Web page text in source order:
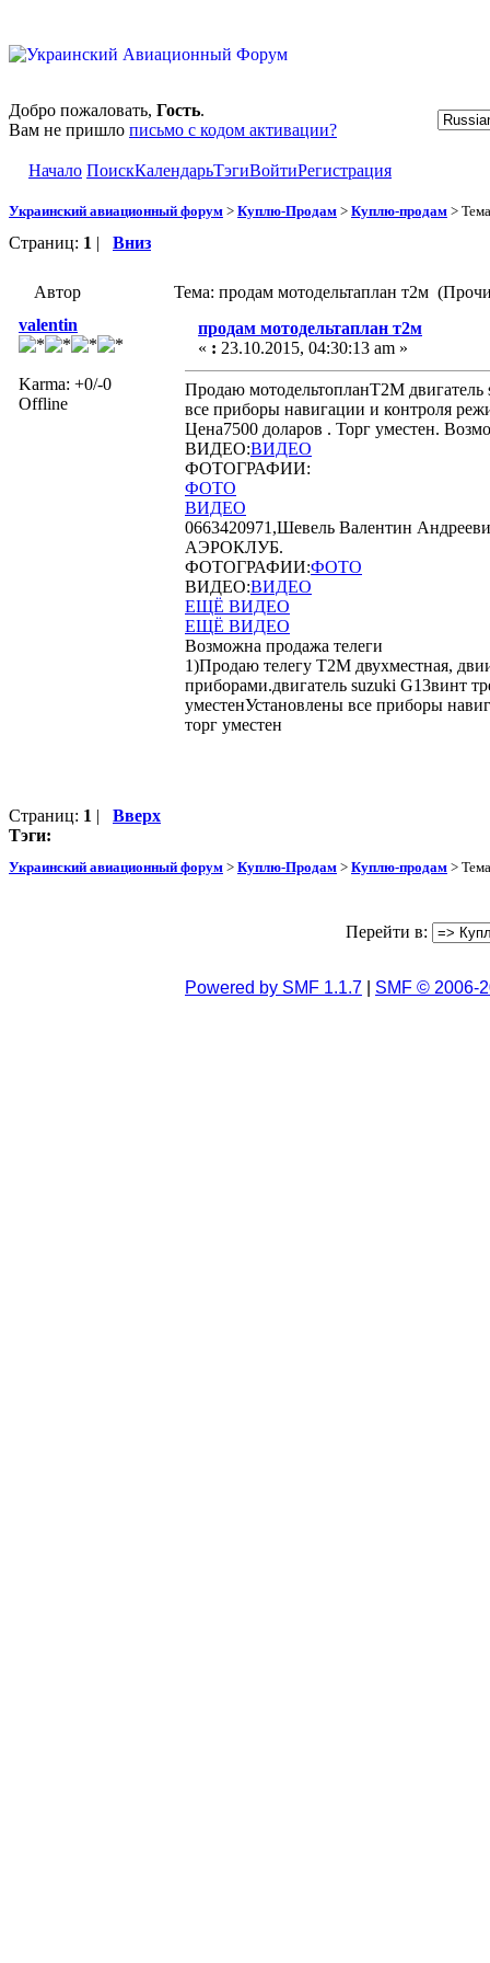
Добро пожаловать, Гость.
Вам не пришло письмо с кодом активации?
Начало ПоискКалендарьТэгиВойтиРегистрация
Украинский авиационный форум > Куплю-Продам > Куплю-продам >
Страниц: 1 | Вниз
Автор
Тема: продам мотодельтаплан т2м
valentin
Karma: +0/-0
Offline
продам мотодельтаплан т2м
« : 23.10.2015, 04:30:13 am »
Продаю мотодельтопланТ2М двигатель
все приборы навигации и контроля
Цена7500 доларов . Торг уместен.
ВИДЕО:ВИДЕО
ФОТОГРАФИИ:
ФОТО
ВИДЕО
0663420971,Шевель Валентин
АЭРОКЛУБ.
ФОТОГРАФИИ:ФОТО
ВИДЕО:ВИДЕО
ЕЩЁ ВИДЕО
ЕЩЁ ВИДЕО
Возможна продажа телеги
1)Продаю телегу Т2М двухместная,
приборами.двигатель suzuki G13винт
уместенУстановлены все приборы
торг уместен
Страниц: 1 | Вверх
Тэги:
Украинский авиационный форум > Куплю-Продам > Куплю-продам >
Перейти в:
Powered by SMF 1.1.7 SMF © 2006-